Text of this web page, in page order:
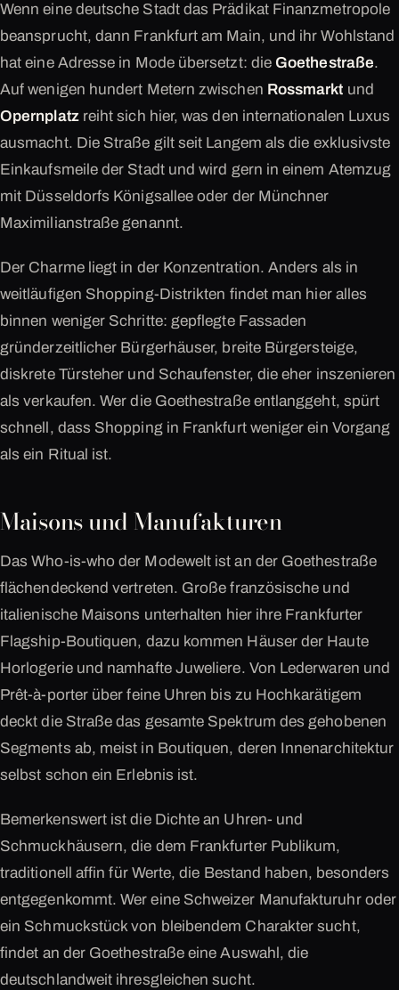
Wenn eine deutsche Stadt das Prädikat Finanzmetropole
beansprucht, dann Frankfurt am Main, und ihr Wohlstand
hat eine Adresse in Mode übersetzt: die Goethestraße.
Auf wenigen hundert Metern zwischen Rossmarkt und
Opernplatzreiht sich hier, was den internationalen Luxus
ausmacht. Die Straße gilt seit Langem als die exklusivste
Einkaufsmeile der Stadt und wird gern in einem Atemzug
mit Düsseldorfs Königsallee oder der Münchner
Maximilianstraße genannt.
Der Charme liegt in der Konzentration. Anders als in
weitläufigen Shopping-Distrikten findet man hier alles
binnen weniger Schritte: gepflegte Fassaden
gründerzeitlicher Bürgerhäuser, breite Bürgersteige,
diskrete Türsteher und Schaufenster, die eher inszenieren
als verkaufen. Wer die Goethestraße entlanggeht, spürt
schnell, dass Shopping in Frankfurt weniger ein Vorgang
als ein Ritual ist.
Maisons und Manufakturen
Das Who-is-who der Modewelt ist an der Goethestraße
flächendeckend vertreten. Große französische und
italienische Maisons unterhalten hier ihre Frankfurter
Flagship-Boutiquen, dazu kommen Häuser der Haute
Horlogerie und namhafte Juweliere. Von Lederwaren und
Prêt-à-porter über feine Uhren bis zu Hochkarätigem
deckt die Straße das gesamte Spektrum des gehobenen
Segments ab, meist in Boutiquen, deren Innenarchitektur
selbst schon ein Erlebnis ist.
Bemerkenswert ist die Dichte an Uhren- und
Schmuckhäusern, die dem Frankfurter Publikum,
traditionell affin für Werte, die Bestand haben, besonders
entgegenkommt. Wer eine Schweizer Manufakturuhr oder
ein Schmuckstück von bleibendem Charakter sucht,
findet an der Goethestraße eine Auswahl, die
deutschlandweit ihresgleichen sucht.